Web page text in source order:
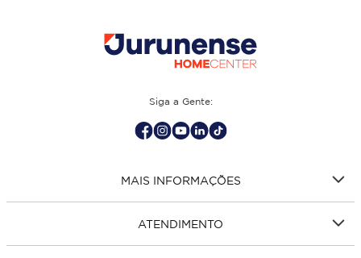
Siga a Gente:
MAIS INFORMAÇÕES
ATENDIMENTO